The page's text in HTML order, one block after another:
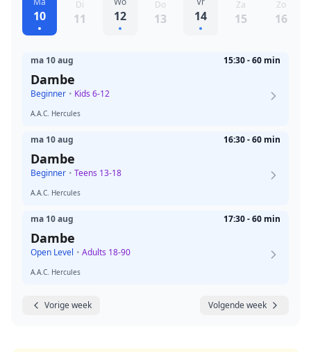
10
Di
11 12
Do
13 14
Za
15
Zo
16
ma 10 aug 15:30 - 60 min
Dambe
Beginner • Kids 6-12
A.A.C. Hercules
ma 10 aug 16:30 - 60 min
Dambe
Beginner • Teens 13-18
A.A.C. Hercules
ma 10 aug 17:30 - 60 min
Dambe
Open Level • Adults 18-90
A.A.C. Hercules
Vorige week Volgende week